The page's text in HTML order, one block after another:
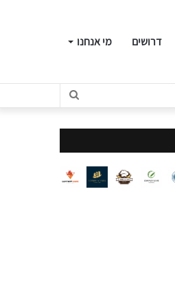
דרושים מי אנחנו
חפש